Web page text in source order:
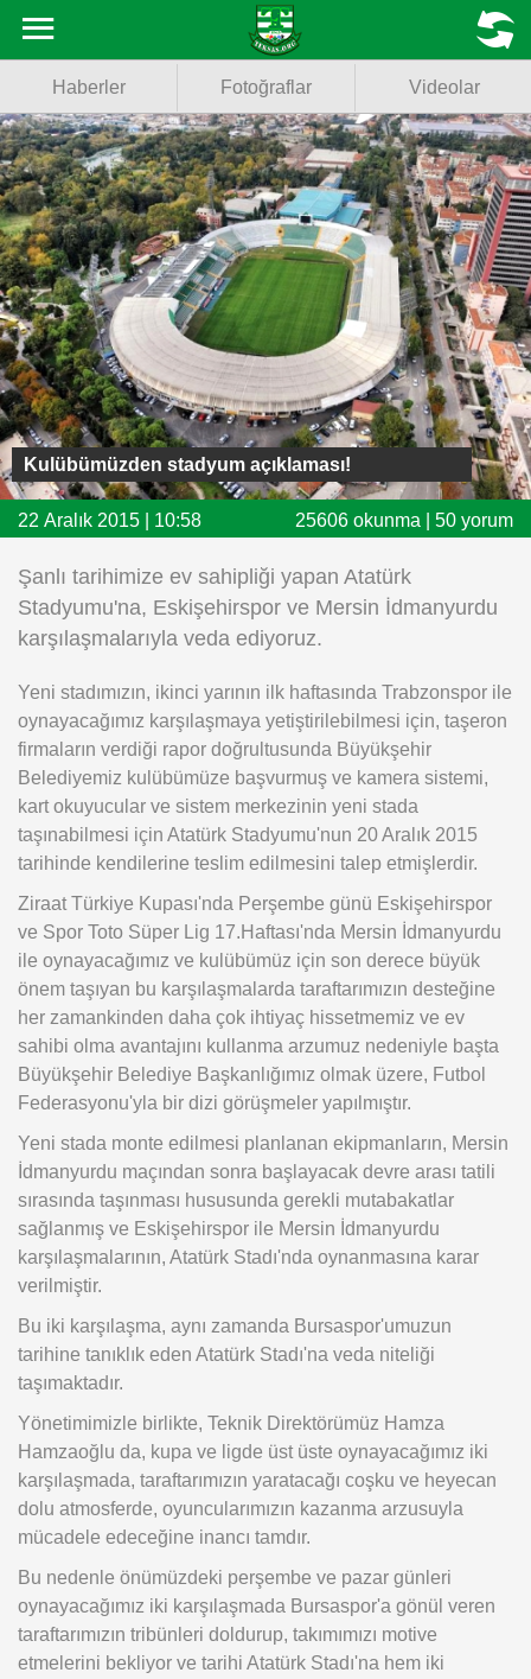
Fotoğraflar
Videolar
Basketbol
Voleybol
Puan Durumu
Fikstür
Facebook
Twitter
Instagram
Android
iOS
MENU
Haberler Fotoğraflar Videolar
Kulübümüzden stadyum açıklaması!
22 Aralık 2015 | 10:58 25606 okunma | 50 yorum
Şanlı tarihimize ev sahipliği yapan Atatürk
Stadyumu'na, Eskişehirspor ve Mersin İdmanyurdu
karşılaşmalarıyla veda ediyoruz.
Yeni stadımızın, ikinci yarının ilk haftasında Trabzonspor ile
oynayacağımız karşılaşmaya yetiştirilebilmesi için, taşeron
firmaların verdiği rapor doğrultusunda Büyükşehir
Belediyemiz kulübümüze başvurmuş ve kamera sistemi,
kart okuyucular ve sistem merkezinin yeni stada
taşınabilmesi için Atatürk Stadyumu'nun 20 Aralık 2015
tarihinde kendilerine teslim edilmesini talep etmişlerdir.
Ziraat Türkiye Kupası'nda Perşembe günü Eskişehirspor
ve Spor Toto Süper Lig 17.Haftası'nda Mersin İdmanyurdu
ile oynayacağımız ve kulübümüz için son derece büyük
önem taşıyan bu karşılaşmalarda taraftarımızın desteğine
her zamankinden daha çok ihtiyaç hissetmemiz ve ev
sahibi olma avantajını kullanma arzumuz nedeniyle başta
Büyükşehir Belediye Başkanlığımız olmak üzere, Futbol
Federasyonu'yla bir dizi görüşmeler yapılmıştır.
Yeni stada monte edilmesi planlanan ekipmanların, Mersin
İdmanyurdu maçından sonra başlayacak devre arası tatili
sırasında taşınması hususunda gerekli mutabakatlar
sağlanmış ve Eskişehirspor ile Mersin İdmanyurdu
karşılaşmalarının, Atatürk Stadı'nda oynanmasına karar
verilmiştir.
Bu iki karşılaşma, aynı zamanda Bursaspor'umuzun
tarihine tanıklık eden Atatürk Stadı'na veda niteliği
taşımaktadır.
Yönetimimizle birlikte, Teknik Direktörümüz Hamza
Hamzaoğlu da, kupa ve ligde üst üste oynayacağımız iki
karşılaşmada, taraftarımızın yaratacağı coşku ve heyecan
dolu atmosferde, oyuncularımızın kazanma arzusuyla
mücadele edeceğine inancı tamdır.
Bu nedenle önümüzdeki perşembe ve pazar günleri
oynayacağımız iki karşılaşmada Bursaspor'a gönül veren
taraftarımızın tribünleri doldurup, takımımızı motive
etmelerini bekliyor ve tarihi Atatürk Stadı'na hem iki